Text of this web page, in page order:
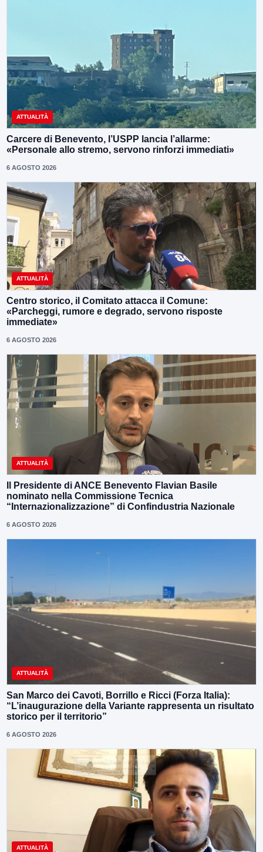
ATTUALITÀ
Carcere di Benevento, l’USPP lancia l’allarme:
«Personale allo stremo, servono rinforzi immediati»
6 AGOSTO 2026
ATTUALITÀ
Centro storico, il Comitato attacca il Comune:
«Parcheggi, rumore e degrado, servono risposte
immediate»
6 AGOSTO 2026
ATTUALITÀ
Il Presidente di ANCE Benevento Flavian Basile
nominato nella Commissione Tecnica
“Internazionalizzazione” di Confindustria Nazionale
6 AGOSTO 2026
ATTUALITÀ
San Marco dei Cavoti, Borrillo e Ricci (Forza Italia):
“L’inaugurazione della Variante rappresenta un risultato
storico per il territorio”
6 AGOSTO 2026
ATTUALITÀ